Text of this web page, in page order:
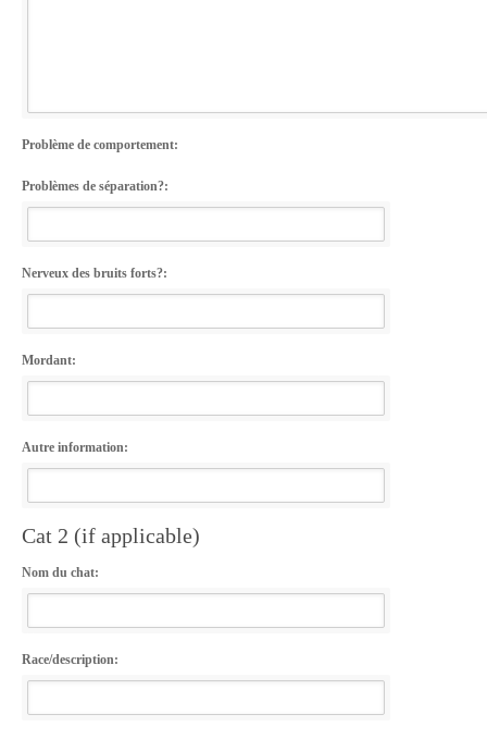
Problème de comportement:
Problèmes de séparation?:
Nerveux des bruits forts?:
Mordant:
Autre information:
Cat 2 (if applicable)
Nom du chat:
Race/description: